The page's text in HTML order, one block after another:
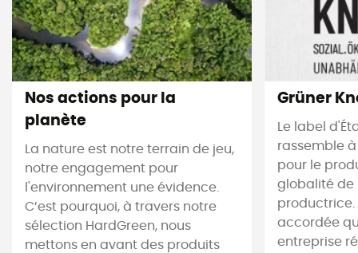
Nos actions pour la
planète
La nature est notre terrain de jeu,
notre engagement pour
l'environnement une évidence.
C’est pourquoi, à travers notre
sélection HardGreen, nous
mettons en avant des produits
Grüner
Le label
rassemble
pour le
globalité de
productrice.
accordée
entreprise